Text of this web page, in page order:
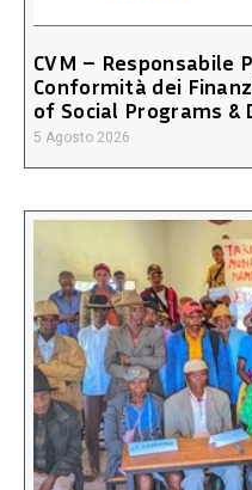
CVM – Responsabile
Conformità dei
of Social Programs &
5 Agosto 2026